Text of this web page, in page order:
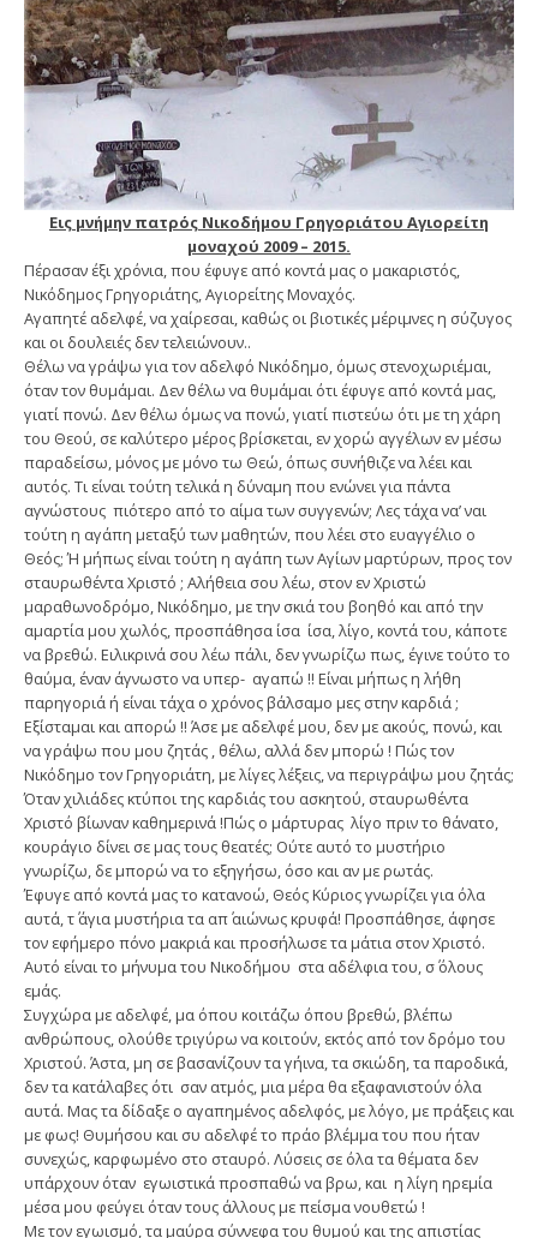
Εις μνήμην πατρός Νικοδήμου Γρηγοριάτου Αγιορείτη
μοναχού 2009 – 2015.
Πέρασαν έξι χρόνια, που έφυγε από κοντά μας ο μακαριστός,
Νικόδημος Γρηγοριάτης, Αγιορείτης Μοναχός.
Αγαπητέ αδελφέ, να χαίρεσαι, καθώς οι βιοτικές μέριμνες η σύζυγος
και οι δουλειές δεν τελειώνουν..
Θέλω να γράψω για τον αδελφό Νικόδημο, όμως στενοχωριέμαι,
όταν τον θυμάμαι. Δεν θέλω να θυμάμαι ότι έφυγε από κοντά μας,
γιατί πονώ. Δεν θέλω όμως να πονώ, γιατί πιστεύω ότι με τη χάρη
του Θεού, σε καλύτερο μέρος βρίσκεται, εν χορώ αγγέλων εν μέσω
παραδείσω, μόνος με μόνο τω Θεώ, όπως συνήθιζε να λέει και
αυτός. Τι είναι τούτη τελικά η δύναμη που ενώνει για πάντα
αγνώστους πιότερο από το αίμα των συγγενών; Λες τάχα να’ ναι
τούτη η αγάπη μεταξύ των μαθητών, που λέει στο ευαγγέλιο ο
Θεός; Ή μήπως είναι τούτη η αγάπη των Αγίων μαρτύρων, προς τον
σταυρωθέντα Χριστό ; Αλήθεια σου λέω, στον εν Χριστώ
μαραθωνοδρόμο, Νικόδημο, με την σκιά του βοηθό και από την
αμαρτία μου χωλός, προσπάθησα ίσα ίσα, λίγο, κοντά του, κάποτε
να βρεθώ. Ειλικρινά σου λέω πάλι, δεν γνωρίζω πως, έγινε τούτο το
θαύμα, έναν άγνωστο να υπερ- αγαπώ !! Είναι μήπως η λήθη
παρηγοριά ή είναι τάχα ο χρόνος βάλσαμο μες στην καρδιά ;
Εξίσταμαι και απορώ !! Άσε με αδελφέ μου, δεν με ακούς, πονώ, και
να γράψω που μου ζητάς , θέλω, αλλά δεν μπορώ ! Πώς τον
Νικόδημο τον Γρηγοριάτη, με λίγες λέξεις, να περιγράψω μου ζητάς;
Όταν χιλιάδες κτύποι της καρδιάς του ασκητού, σταυρωθέντα
Χριστό βίωναν καθημερινά !Πώς ο μάρτυρας λίγο πριν το θάνατο,
κουράγιο δίνει σε μας τους θεατές; Ούτε αυτό το μυστήριο
γνωρίζω, δε μπορώ να το εξηγήσω, όσο και αν με ρωτάς.
Έφυγε από κοντά μας το κατανοώ, Θεός Κύριος γνωρίζει για όλα
αυτά, τ΄ άγια μυστήρια τα απ΄ αιώνως κρυφά! Προσπάθησε, άφησε
τον εφήμερο πόνο μακριά και προσήλωσε τα μάτια στον Χριστό.
Αυτό είναι το μήνυμα του Νικοδήμου στα αδέλφια του, σ΄ όλους
εμάς.
Συγχώρα με αδελφέ, μα όπου κοιτάζω όπου βρεθώ, βλέπω
ανθρώπους, ολούθε τριγύρω να κοιτούν, εκτός από τον δρόμο του
Χριστού. Άστα, μη σε βασανίζουν τα γήινα, τα σκιώδη, τα παροδικά,
δεν τα κατάλαβες ότι σαν ατμός, μια μέρα θα εξαφανιστούν όλα
αυτά. Μας τα δίδαξε ο αγαπημένος αδελφός, με λόγο, με πράξεις και
με φως! Θυμήσου και συ αδελφέ το πράο βλέμμα του που ήταν
συνεχώς, καρφωμένο στο σταυρό. Λύσεις σε όλα τα θέματα δεν
υπάρχουν όταν εγωιστικά προσπαθώ να βρω, και η λίγη ηρεμία
μέσα μου φεύγει όταν τους άλλους με πείσμα νουθετώ !
Με τον εγωισμό, τα μαύρα σύννεφα του θυμού και της απιστίας